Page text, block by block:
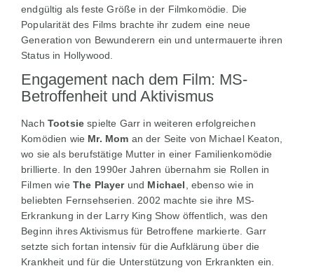
endgültig als feste Größe in der Filmkomödie. Die
Popularität des Films brachte ihr zudem eine neue
Generation von Bewunderern ein und untermauerte ihren
Status in Hollywood.
Engagement nach dem Film: MS-
Betroffenheit und Aktivismus
Nach Tootsie spielte Garr in weiteren erfolgreichen
Komödien wie Mr. Mom an der Seite von Michael Keaton,
wo sie als berufstätige Mutter in einer Familienkomödie
brillierte. In den 1990er Jahren übernahm sie Rollen in
Filmen wie The Playerund Michael
, ebenso wie in
beliebten Fernsehserien. 2002 machte sie ihre MS-
Erkrankung in der Larry King Show öffentlich, was den
Beginn ihres Aktivismus für Betroffene markierte. Garr
setzte sich fortan intensiv für die Aufklärung über die
Krankheit und für die Unterstützung von Erkrankten ein.